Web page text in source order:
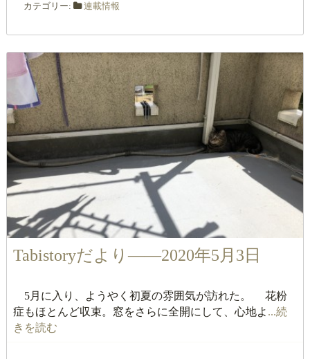
カテゴリー:
連載情報
Tabistoryだより――2020年5月3日
5月に入り、ようやく初夏の雰囲気が訪れた。 花粉
症もほとんど収束。窓をさらに全開にして、心地よ ...続
きを読む